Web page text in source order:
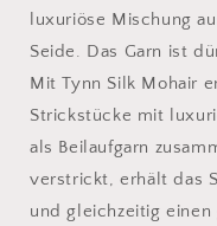
luxuriöse Mischung
Seide. Das Garn ist
Mit Tynn Silk Mohair
Strickstücke mit
als Beilaufgarn
verstrickt, erhält das
und gleichzeitig